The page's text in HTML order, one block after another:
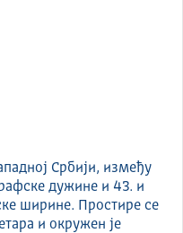
Србији, између
дужине и 43. и
ширине. Простире се
и окружен је